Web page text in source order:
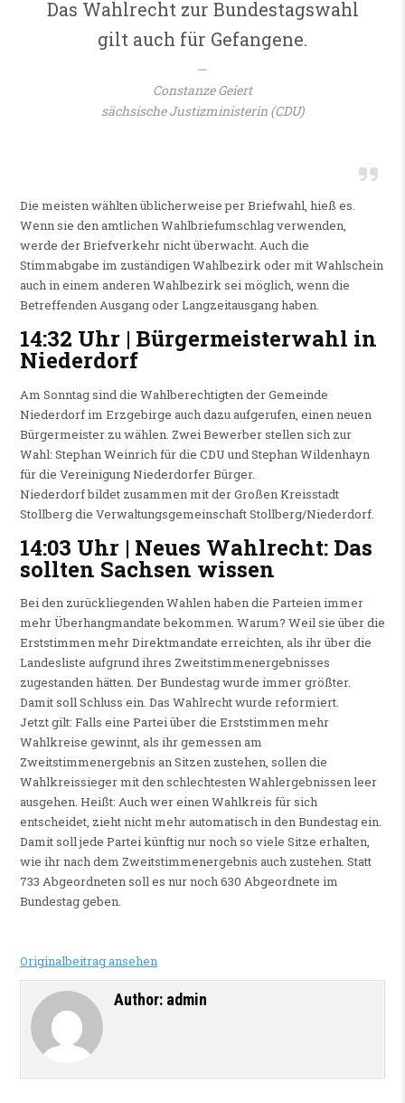
Das Wahlrecht zur Bundestagswahl
gilt auch für Gefangene.
Constanze Geiert
sächsische Justizministerin (CDU)
Die meisten wählten üblicherweise per Briefwahl, hieß es.
Wenn sie den amtlichen Wahlbriefumschlag verwenden,
werde der Briefverkehr nicht überwacht. Auch die
Stimmabgabe im zuständigen Wahlbezirk oder mit Wahlschein
auch in einem anderen Wahlbezirk sei möglich, wenn die
Betreffenden Ausgang oder Langzeitausgang haben.
14:32 Uhr | Bürgermeisterwahl in
Niederdorf
Am Sonntag sind die Wahlberechtigten der Gemeinde
Niederdorf im Erzgebirge auch dazu aufgerufen, einen neuen
Bürgermeister zu wählen. Zwei Bewerber stellen sich zur
Wahl: Stephan Weinrich für die CDU und Stephan Wildenhayn
für die Vereinigung Niederdorfer Bürger.
Niederdorf bildet zusammen mit der Großen Kreisstadt
Stollberg die Verwaltungsgemeinschaft Stollberg/Niederdorf.
14:03 Uhr | Neues Wahlrecht: Das
sollten Sachsen wissen
Bei den zurückliegenden Wahlen haben die Parteien immer
mehr Überhangmandate bekommen. Warum? Weil sie über die
Erststimmen mehr Direktmandate erreichten, als ihr über die
Landesliste aufgrund ihres Zweitstimmenergebnisses
zugestanden hätten. Der Bundestag wurde immer größter.
Damit soll Schluss ein. Das Wahlrecht wurde reformiert.
Jetzt gilt: Falls eine Partei über die Erststimmen mehr
Wahlkreise gewinnt, als ihr gemessen am
Zweitstimmenergebnis an Sitzen zustehen, sollen die
Wahlkreissieger mit den schlechtesten Wahlergebnissen leer
ausgehen. Heißt: Auch wer einen Wahlkreis für sich
entscheidet, zieht nicht mehr automatisch in den Bundestag ein.
Damit soll jede Partei künftig nur noch so viele Sitze erhalten,
wie ihr nach dem Zweitstimmenergebnis auch zustehen. Statt
733 Abgeordneten soll es nur noch 630 Abgeordnete im
Bundestag geben.
Originalbeitrag ansehen
Author: admin